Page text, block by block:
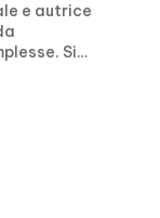
e autrice
Si
come la